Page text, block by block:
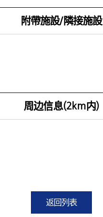
附帶施設/隣接施設
周边信息(2km内)
返回列表